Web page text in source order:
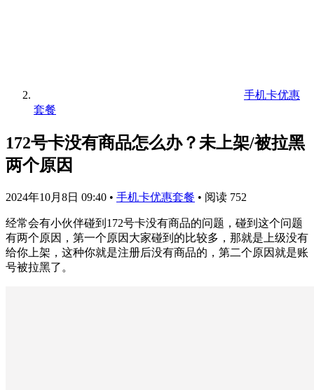
手机卡优惠
套餐
172号卡没有商品怎么办？未上架/被拉黑
两个原因
2024年10月8日 09:40 • 手机卡优惠套餐 • 阅读 752
经常会有小伙伴碰到172号卡没有商品的问题，碰到这个问题
有两个原因，第一个原因大家碰到的比较多，那就是上级没有
给你上架，这种你就是注册后没有商品的，第二个原因就是账
号被拉黑了。